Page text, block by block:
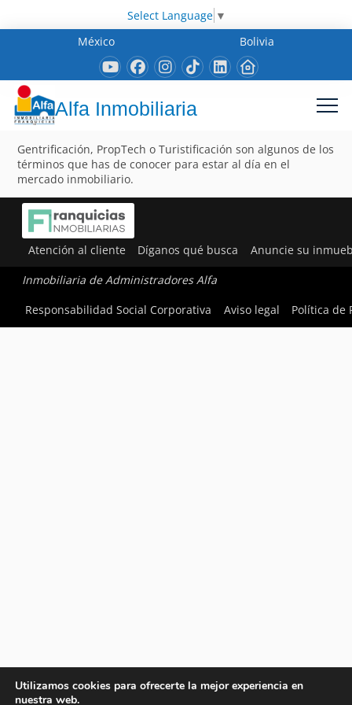
Select Language ▼
México
Bolivia
Alfa Inmobiliaria
Gentrificación, PropTech o Turistificación son algunos de los
términos que has de conocer para estar al día en el
mercado inmobiliario.
Atención al cliente Díganos qué busca Anuncie su
Inmobiliaria de Administradores Alfa
Responsabilidad Social Corporativa
Aviso legal Política de
Utilizamos cookies para ofrecerte la mejor experiencia en
nuestra web.